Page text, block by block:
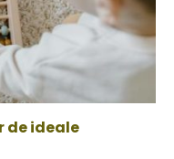
de ideale